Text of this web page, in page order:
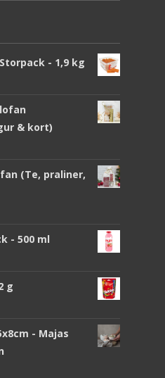
- 1,9 kg
& kort)
(Te, praliner,
- 500 ml
g
- Majas